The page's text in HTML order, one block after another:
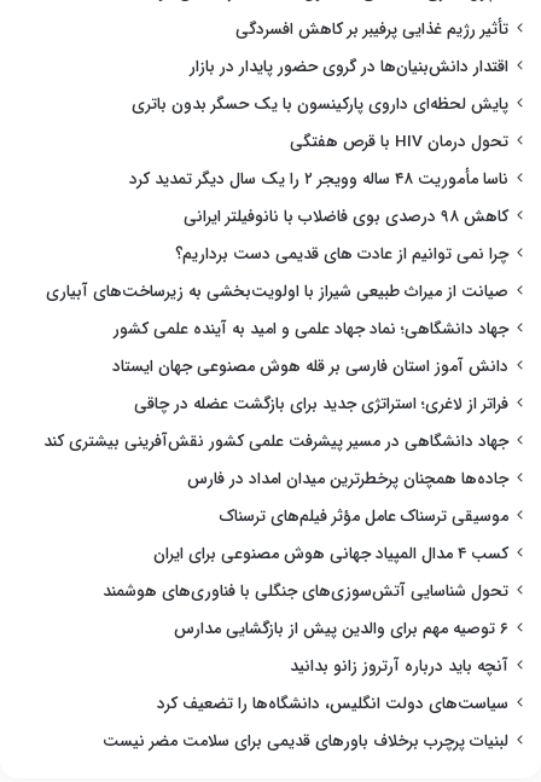
تأثیر رژیم غذایی پرفیبر بر کاهش افسردگی
اقتدار دانش‌بنیان‌ها در گروی حضور پایدار در بازار
پایش لحظه‌ای داروی پارکینسون با یک حسگر بدون باتری
تحول درمان HIV با قرص هفتگی
ناسا مأموریت ۴۸ ساله وویجر ۲ را یک سال دیگر تمدید کرد
کاهش ۹۸ درصدی بوی فاضلاب با نانوفیلتر ایرانی
چرا نمی توانیم از عادت های قدیمی دست برداریم؟
صیانت از میراث طبیعی شیراز با اولویت‌بخشی به زیرساخت‌های آبیاری
جهاد دانشگاهی؛ نماد جهاد علمی و امید به آینده علمی کشور
دانش آموز استان فارسی بر قله هوش مصنوعی جهان ایستاد
فراتر از لاغری؛ استراتژی جدید برای بازگشت عضله در چاقی
جهاد دانشگاهی در مسیر پیشرفت علمی کشور نقش‌آفرینی بیشتری کند
جاده‌ها همچنان پرخطرترین میدان امداد در فارس
موسیقی ترسناک عامل مؤثر فیلم‌های ترسناک
کسب ۴ مدال المپیاد جهانی هوش مصنوعی برای ایران
تحول شناسایی آتش‌سوزی‌های جنگلی با فناوری‌های هوشمند
۶ توصیه مهم برای والدین پیش از بازگشایی مدارس
آنچه باید درباره آرتروز زانو بدانید
سیاست‌های دولت انگلیس، دانشگاه‌ها را تضعیف کرد
لبنیات پرچرب برخلاف باورهای قدیمی برای سلامت مضر نیست